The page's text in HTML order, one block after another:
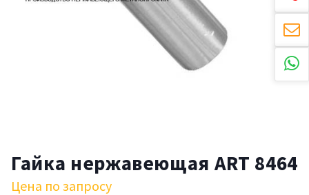
Гайка нержавеющая ART 8464
Цена по запросу